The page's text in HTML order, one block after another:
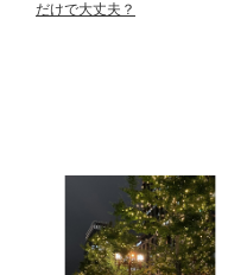
だけで大丈夫？